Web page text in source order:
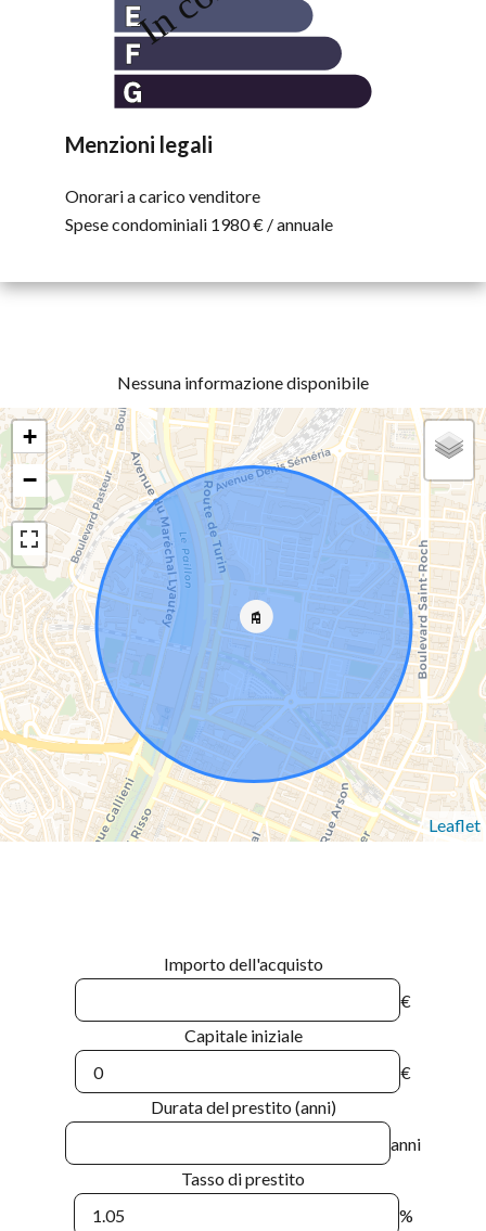
Menzioni legali
Onorari a carico venditore
Spese condominiali 1980 € / annuale
Nessuna informazione disponibile
+
−
Leaflet
Importo dell'acquisto
€
Capitale iniziale
€
Durata del prestito (anni)
anni
Tasso di prestito
%